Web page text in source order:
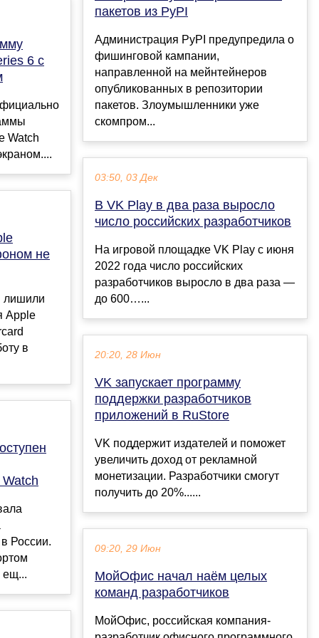
6 с
Watch
не
лишили
Apple
в
России.
ещ...
пакетов из PyPI
Администрация PyPI предупредила о
фишинговой кампании,
направленной на мейнтейнеров
опубликованных в репозитории
пакетов. Злоумышленники уже
скомпром...
03:50, 03 Дек
В VK Play в два раза выросло
число российских разработчиков
На игровой площадке VK Play с июня
2022 года число российских
разработчиков выросло в два раза —
до 600…...
20:20, 28 Июн
VK запускает программу
поддержки разработчиков
приложений в RuStore
VK поддержит издателей и поможет
увеличить доход от рекламной
монетизации. Разработчики смогут
получить до 20%......
09:20, 29 Июн
МойОфис начал наём целых
команд разработчиков
МойОфис, российская компания-